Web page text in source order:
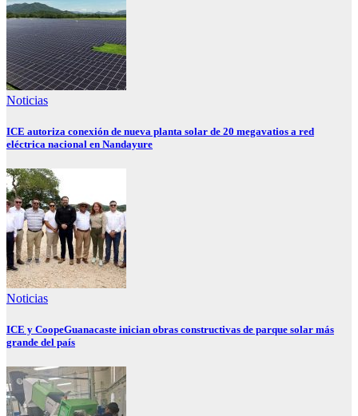
Noticias
ICE autoriza conexión de nueva planta solar de 20 megavatios a red
eléctrica nacional en Nandayure
Noticias
ICE y CoopeGuanacaste inician obras constructivas de parque solar más
grande del país